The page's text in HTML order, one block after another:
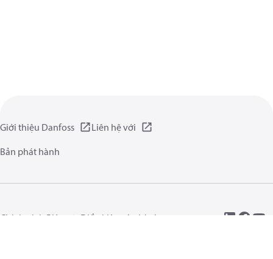
Giới thiệu Danfoss
Liên hệ với
Bản phát hành
Chính sách Riêng tư Điều kiện vận hành